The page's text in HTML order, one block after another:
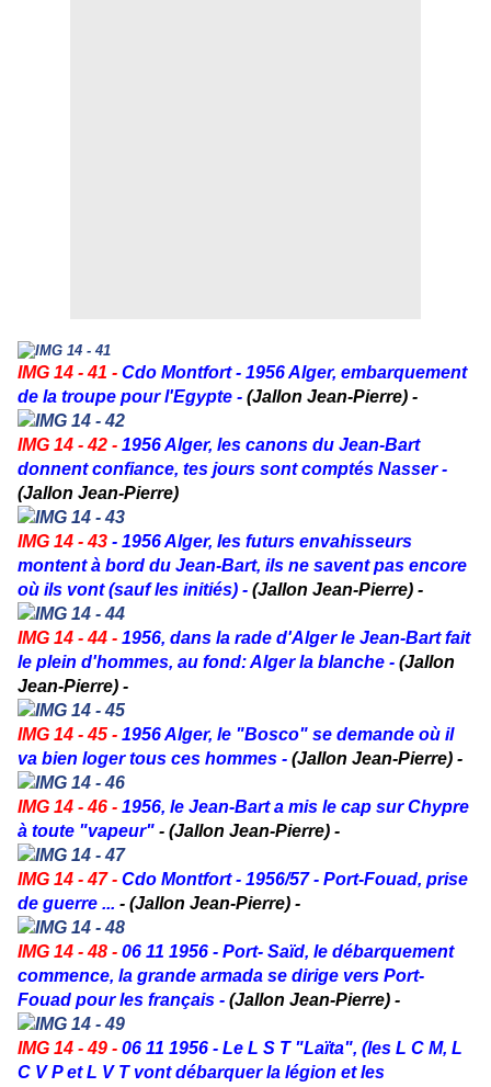
IMG 14 - 41 - Cdo Montfort - 1956 Alger, embarquement
de la troupe pour l'Egypte - (Jallon Jean-Pierre) -
IMG 14 - 42 - 1956 Alger, les canons du Jean-Bart
donnent confiance, tes jours sont comptés Nasser -
(Jallon Jean-Pierre)
IMG 14 - 43 - 1956 Alger, les futurs envahisseurs
montent à bord du Jean-Bart, ils ne savent pas encore
où ils vont (sauf les initiés) - (Jallon Jean-Pierre) -
IMG 14 - 44 - 1956, dans la rade d'Alger le Jean-Bart fait
le plein d'hommes, au fond: Alger la blanche - (Jallon
Jean-Pierre) -
IMG 14 - 45 - 1956 Alger, le "Bosco" se demande où il
va bien loger tous ces hommes - (Jallon Jean-Pierre) -
IMG 14 - 46 - 1956, le Jean-Bart a mis le cap sur Chypre
à toute "vapeur" - (Jallon Jean-Pierre) -
IMG 14 - 47 - Cdo Montfort - 1956/57 - Port-Fouad, prise
de guerre ... - (Jallon Jean-Pierre) -
IMG 14 - 48 - 06 11 1956 - Port- Saïd, le débarquement
commence, la grande armada se dirige vers Port-
Fouad pour les français - (Jallon Jean-Pierre) -
IMG 14 - 49 - 06 11 1956 - Le L S T "Laïta", (les L C M, L
C V P et L V T vont débarquer la légion et les